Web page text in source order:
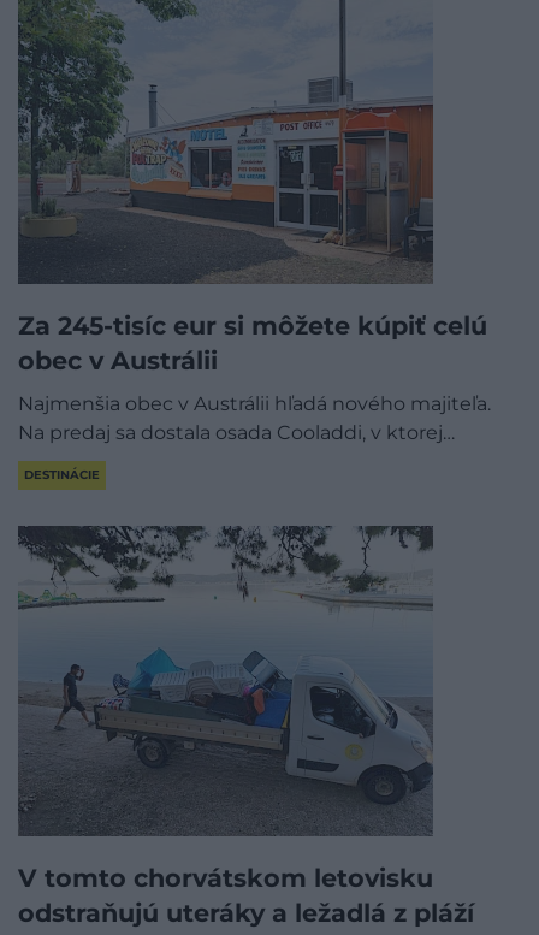
Za 245-tisíc eur si môžete kúpiť celú
obec v Austrálii
Najmenšia obec v Austrálii hľadá nového majiteľa.
Na predaj sa dostala osada Cooladdi, v ktorej…
DESTINÁCIE
V tomto chorvátskom letovisku
odstraňujú uteráky a ležadlá z pláží